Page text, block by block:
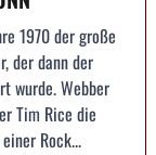
1970 der große
der dann der
wurde. Webber
Tim Rice die
Rock...